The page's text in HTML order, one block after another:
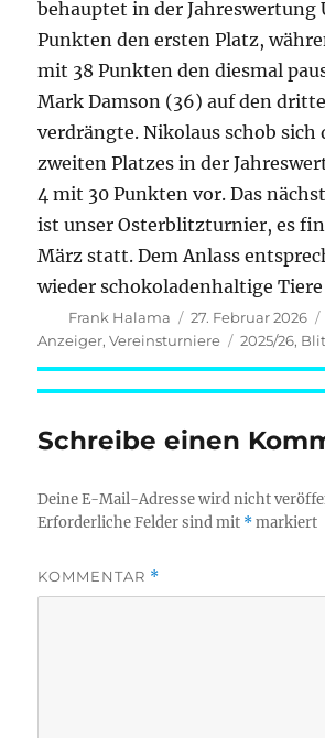
behauptet in der Jahreswertung
Punkten den ersten Platz,
mit 38 Punkten den diesmal
Mark Damson (36) auf den
verdrängte. Nikolaus schob sich
zweiten Platzes in der
4 mit 30 Punkten vor. Das
ist unser Osterblitzturnier, es
März statt. Dem Anlass
wieder schokoladenhaltige Tiere
Autor
Frank Halama
Veröffentlicht
am
27. Februar 2026
Anzeiger,Vereinsturniere 2025/26,
Schreibe einen
Deine E-Mail-Adresse wird nicht
Erforderliche Felder sind mit *markiert
KOMMENTAR *